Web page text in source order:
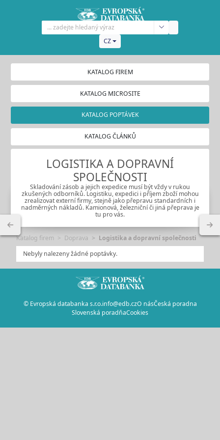
CZ
KATALOG FIREM
KATALOG MICROSITE
KATALOG POPTÁVEK
KATALOG ČLÁNKŮ
LOGISTIKA A DOPRAVNÍ
SPOLEČNOSTI
Skladování zásob a jejich expedice musí být vždy v rukou
zkušených odborníků. Logistiku, expedici i příjem zboží mohou
zrealizovat externí firmy, stejně jako přepravu standardních i
nadměrných nákladů. Kamionová, železniční či jiná přeprava je
tu pro vás.
Katalog firem Doprava
Logistika a dopravní společnosti
Nebyly nalezeny žádné poptávky.
© Evropská databanka s.r.o.info@edb.czO násČeská poradna
Slovenská poradňaCookies